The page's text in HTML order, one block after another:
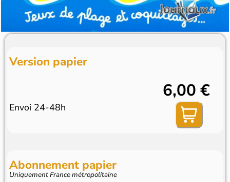
Version papier
Envoi 24-48h
6,00 €
Abonnement papier
Uniquement France métropolitaine